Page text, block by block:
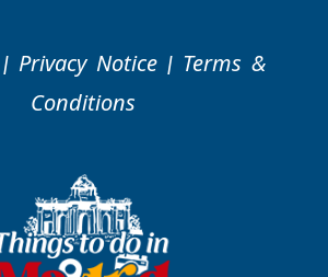
| Privacy Notice | Terms &
Conditions